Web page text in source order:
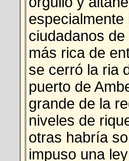
ciudadanos
más rica de
se cerró la ria
puerto de
grande de la
niveles de
otras habría
impuso una